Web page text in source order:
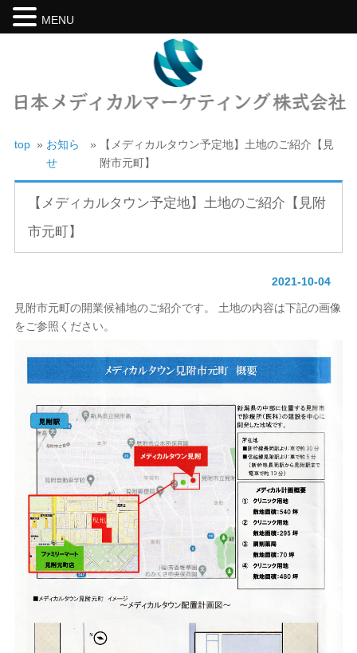
top» お知ら
せ
»
【メディカルタウン予定地】土地のご紹介【見
附市元町】
【メディカルタウン予定地】土地のご紹介【見附
市元町】
2021-10-04
見附市元町の開業候補地のご紹介です。 土地の内容は下記の画像
をご参照ください。
MENU